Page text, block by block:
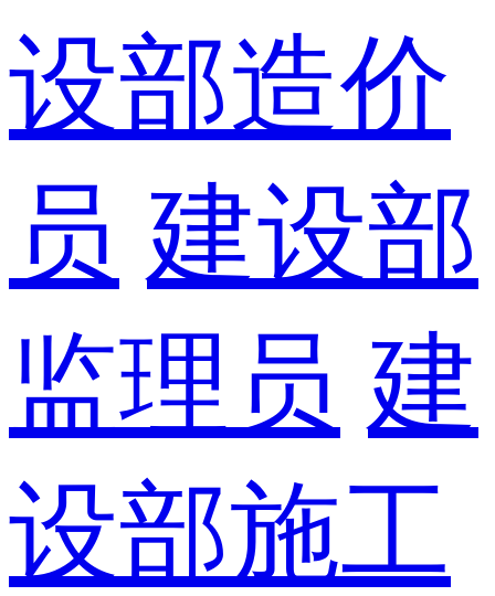
设部造价
员 建设部
监理员 建
设部施工